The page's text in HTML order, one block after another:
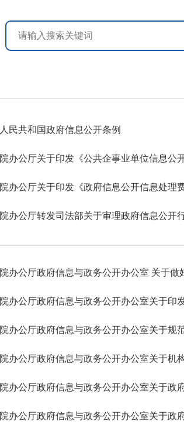
民共和国政府信息公开条例
办公厅关于印发《公共企事业单位信息公
办公厅关于印发《政府信息公开信息处理
办公厅转发司法部关于审理政府信息公开
办公厅政府信息与政务公开办公室 关于
办公厅政府信息与政务公开办公室关于印
办公厅政府信息与政务公开办公室关于规
办公厅政府信息与政务公开办公室关于机
办公厅政府信息与政务公开办公室关于政
办公厅政府信息与政务公开办公室关于政